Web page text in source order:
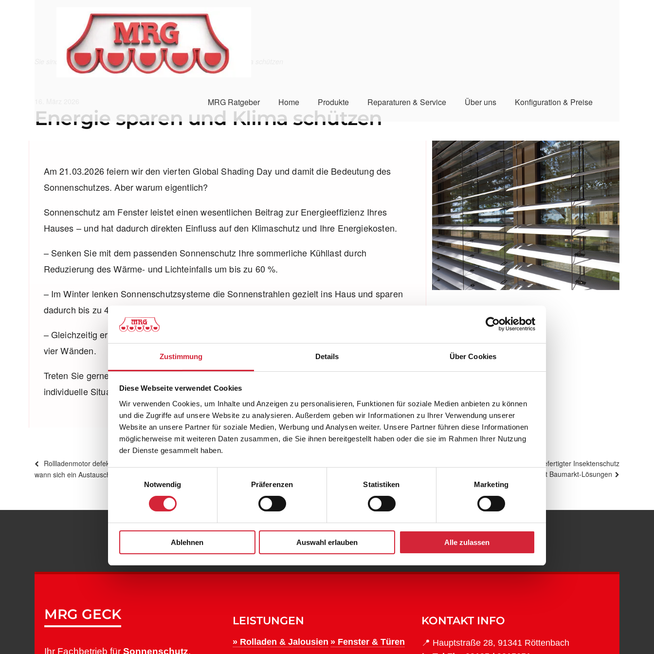
Zustimmung Details Über Cookies
Diese Webseite verwendet Cookies
Wir verwenden Cookies, um Inhalte und Anzeigen zu personalisieren, Funktionen für soziale Medien anbieten zu können
und die Zugriffe auf unsere Website zu analysieren. Außerdem geben wir Informationen zu Ihrer Verwendung unserer
Website an unsere Partner für soziale Medien, Werbung und Analysen weiter. Unsere Partner führen diese Informationen
möglicherweise mit weiteren Daten zusammen, die Sie ihnen bereitgestellt haben oder die sie im Rahmen Ihrer Nutzung
der Dienste gesammelt haben.
Einwilligungsauswahl
Notwendig
Präferenzen Statistiken Marketing
Ablehnen Auswahl erlauben Alle zulassen
MRG Ratgeber Home Produkte Reparaturen & Service Über uns Konfiguration & Preise
Sie sind hier:Home»Aktionen» Ratgeber»Energie sparen und Klima schützen
am
Energie sparen und Klima schützen
Am 21.03.2026 feiern wir den vierten Global Shading Day und damit die Bedeutung des
Sonnenschutzes. Aber warum eigentlich?
Sonnenschutz am Fenster leistet einen wesentlichen Beitrag zur Energieeffizienz Ihres
Hauses – und hat dadurch direkten Einfluss auf den Klimaschutz und Ihre Energiekosten.
– Senken Sie mit dem passenden Sonnenschutz Ihre sommerliche Kühllast durch
Reduzierung des Wärme- und Lichteinfalls um bis zu 60 %.
– Im Winter lenken Sonnenschutzsysteme die Sonnenstrahlen gezielt ins Haus und sparen
dadurch bis zu 41 % des Heizbedarfs.
– Gleichzeitig erhöhen Sie die Klimaresilienz und steigern das Wohlbefinden in den eigenen
vier Wänden.
Treten Sie gerne mit uns in Kontakt. Gemeinsam finden wir die optimale Lösung für Ihre
individuelle Situation!
Beitragsnavigation
Vorheriger
Beitrag
Rollladenmotor defekt Röttenbach – typische Anzeichen, Ursachen und
wann sich ein Austausch lohnt
Fliegengitter Röttenbach aus der Praxis – Maßgefertigter Insektenschutz
statt Baumarkt-Lösungen
MRG R. Geck, Inh. N. Benzar e.K. 91341Röttenbach
MRG GECK
Ihr Fachbetrieb für Sonnenschutz,
LEISTUNGEN
» Rolladen & Jalousien » Fenster & Türen
KONTAKT INFO
📍 Hauptstraße 28, 91341 Röttenbach